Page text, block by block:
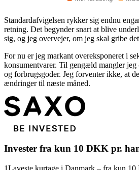
Standardafvigelsen rykker sig endnu
retning. Det begynder snart at blive
sig, og jeg overvejer, om jeg skal gribe
For nu er jeg markant overeksponeret i
konsumentvarer. Til gengæld mangler
og forbrugsgoder. Jeg forventer ikke, at
ændringer til næste måned.
Invester fra kun 10 DKK pr.
1Laveste kurtage i Danmark – fra kun